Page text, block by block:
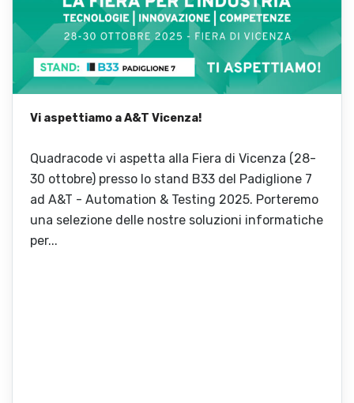
Vi aspettiamo a A&T Vicenza!
Quadracode vi aspetta alla Fiera di Vicenza (28-
30 ottobre) presso lo stand B33 del Padiglione 7
ad A&T - Automation & Testing 2025. Porteremo
una selezione delle nostre soluzioni informatiche
per...